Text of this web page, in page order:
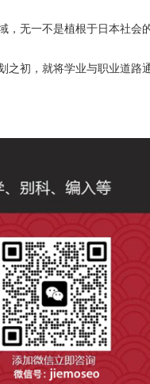
，无一不是植根于日本社会
之初，就将学业与职业道路